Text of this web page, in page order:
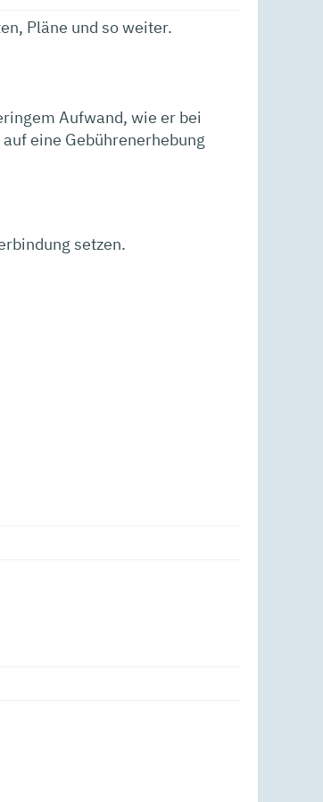
Pläne und so weiter.
Aufwand, wie er bei
eine Gebührenerhebung
setzen.